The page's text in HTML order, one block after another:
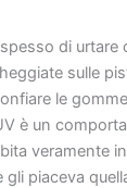
di urtare
sulle
le
è un
veramente
gli piaceva